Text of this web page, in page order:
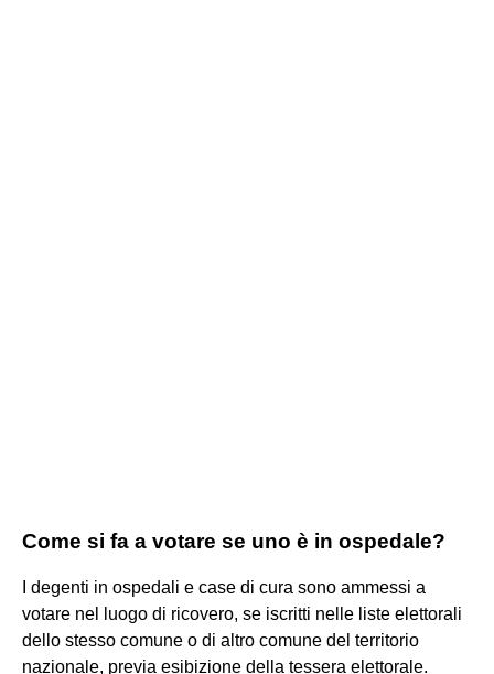
Come si fa a votare se uno è in ospedale?
I degenti in ospedali e case di cura sono ammessi a
votare nel luogo di ricovero, se iscritti nelle liste elettorali
dello stesso comune o di altro comune del territorio
nazionale, previa esibizione della tessera elettorale.